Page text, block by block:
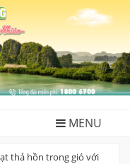
MENU
thả hồn trong gió với